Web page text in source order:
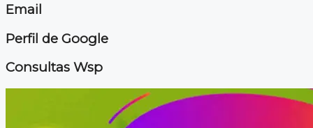
Email
Perfil de Google
Consultas Wsp